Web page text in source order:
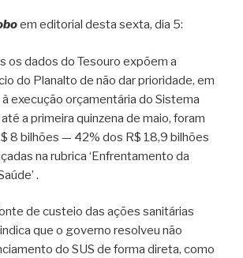
em editorial desta sexta, dia 5:
os dados do Tesouro expõem a
do Planalto de não dar prioridade, em
execução orçamentária do Sistema
a primeira quinzena de maio, foram
8 bilhões — 42% dos R$ 18,9 bilhões
na rubrica ‘Enfrentamento da
.
de custeio das ações sanitárias
que o governo resolveu não
do SUS de forma direta, como